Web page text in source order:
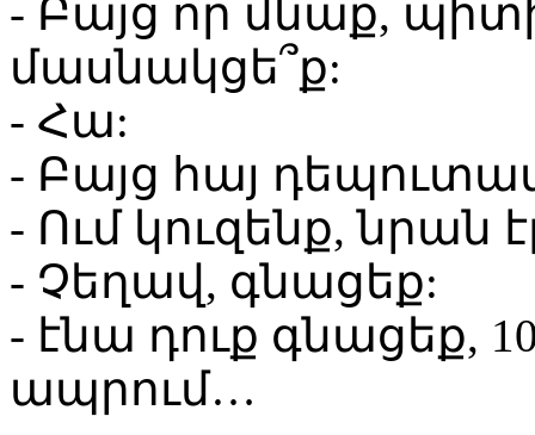
- Բայց որ մնաք,
մասնակցե՞ք:
- Հա:
- Բայց հայ
- Ում կուզենք, նրան
- Չեղավ, գնացեք:
- էնա դուք գնացեք,
ապրում…